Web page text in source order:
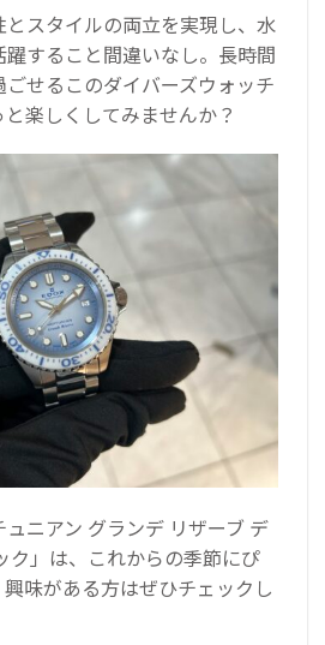
とスタイルの両立を実現し、水
すること間違いなし。長時間
せるこのダイバーズウォッチ
楽しくしてみませんか？
ニアン グランデ リザーブ デ
ク」は、これからの季節にぴ
味がある方はぜひチェックし